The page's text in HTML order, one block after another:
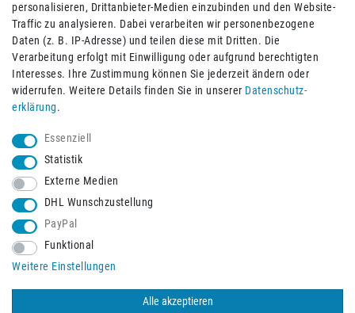
Impressum Daten­schutz­erklärung AGB
© 2026 Burbach+Goetz Deutsche Sanitätshaus GmbH
personalisieren, Drittanbieter-Medien einzubinden und den Website-
Traffic zu analysieren. Dabei verarbeiten wir personenbezogene
Daten (z. B. IP-Adresse) und teilen diese mit Dritten. Die
Verarbeitung erfolgt mit Einwilligung oder aufgrund berechtigten
Interesses. Ihre Zustimmung können Sie jederzeit ändern oder
widerrufen. Weitere Details finden Sie in unserer Daten­schutz­
erklärung.
Essenziell
Statistik
Externe Medien
DHL Wunschzustellung
PayPal
Funktional
Weitere Einstellungen
Alle akzeptieren